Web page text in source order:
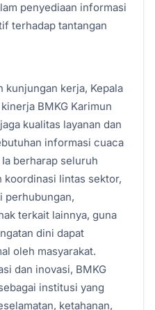
penyediaan informasi
terhadap tantangan
kunjungan kerja, Kepala
BMKG Karimun
kualitas layanan dan
informasi cuaca
berharap seluruh
koordinasi lintas sektor,
perhubungan,
terkait lainnya, guna
dini dapat
oleh masyarakat.
dan inovasi, BMKG
institusi yang
ketahanan,